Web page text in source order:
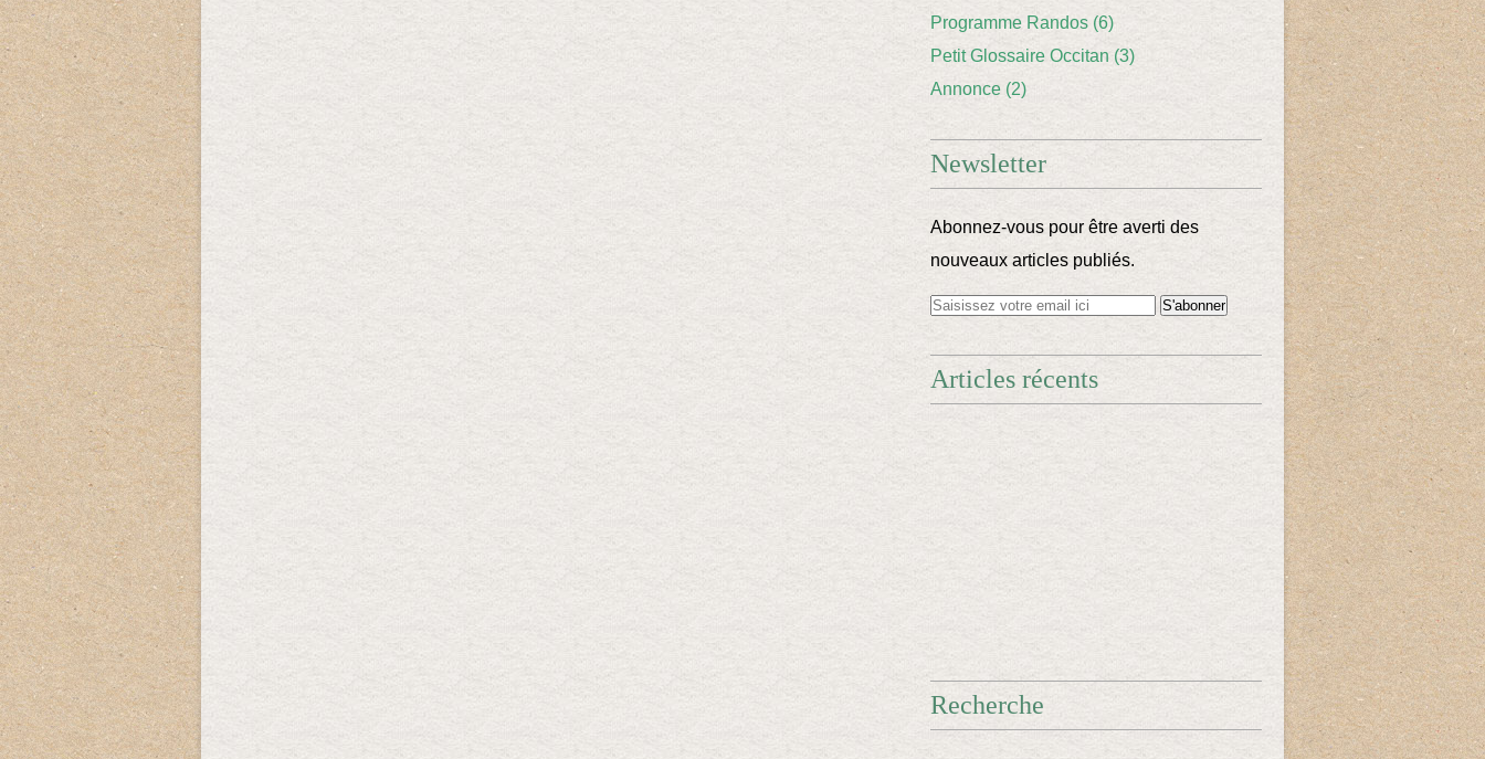
Programme Randos (6)
Petit Glossaire Occitan (3)
Annonce (2)
Newsletter
Abonnez-vous pour être averti des
nouveaux articles publiés.
Articles récents
Recherche